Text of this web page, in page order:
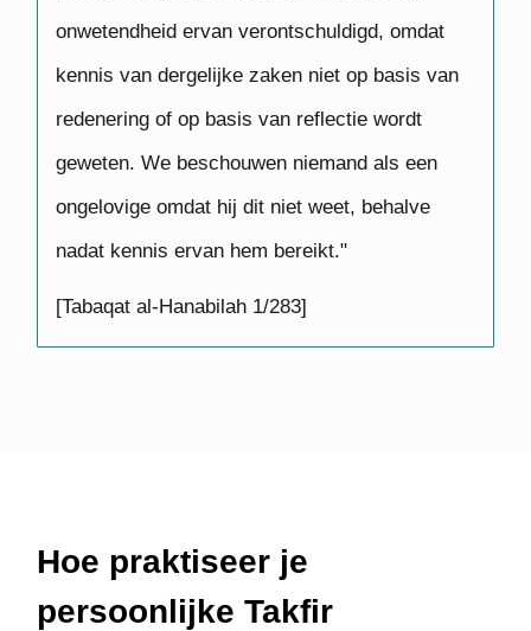
onwetendheid ervan verontschuldigd, omdat
kennis van dergelijke zaken niet op basis van
redenering of op basis van reflectie wordt
geweten. We beschouwen niemand als een
ongelovige omdat hij dit niet weet, behalve
nadat kennis ervan hem bereikt."
[Tabaqat al-Hanabilah 1/283]
Hoe praktiseer je
persoonlijke Takfir